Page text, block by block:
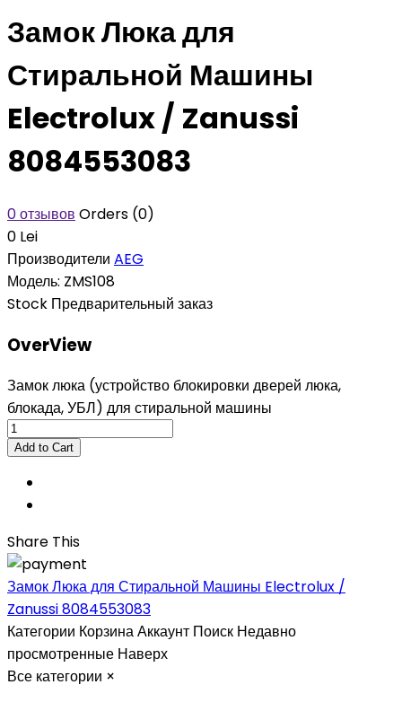
Замок Люка для
Стиральной Машины
Electrolux / Zanussi
8084553083
0 отзывов Orders (0)
0 Lei
Производители AEG
Модель: ZMS108
Stock Предварительный заказ
OverView
Замок люка (устройство блокировки дверей люка,
блокада, УБЛ) для стиральной машины
Share This
Замок Люка для Стиральной Машины Electrolux /
Zanussi 8084553083
Категории КорзинаАккаунт Поиск Недавно
просмотренные Наверх
Все категории ×